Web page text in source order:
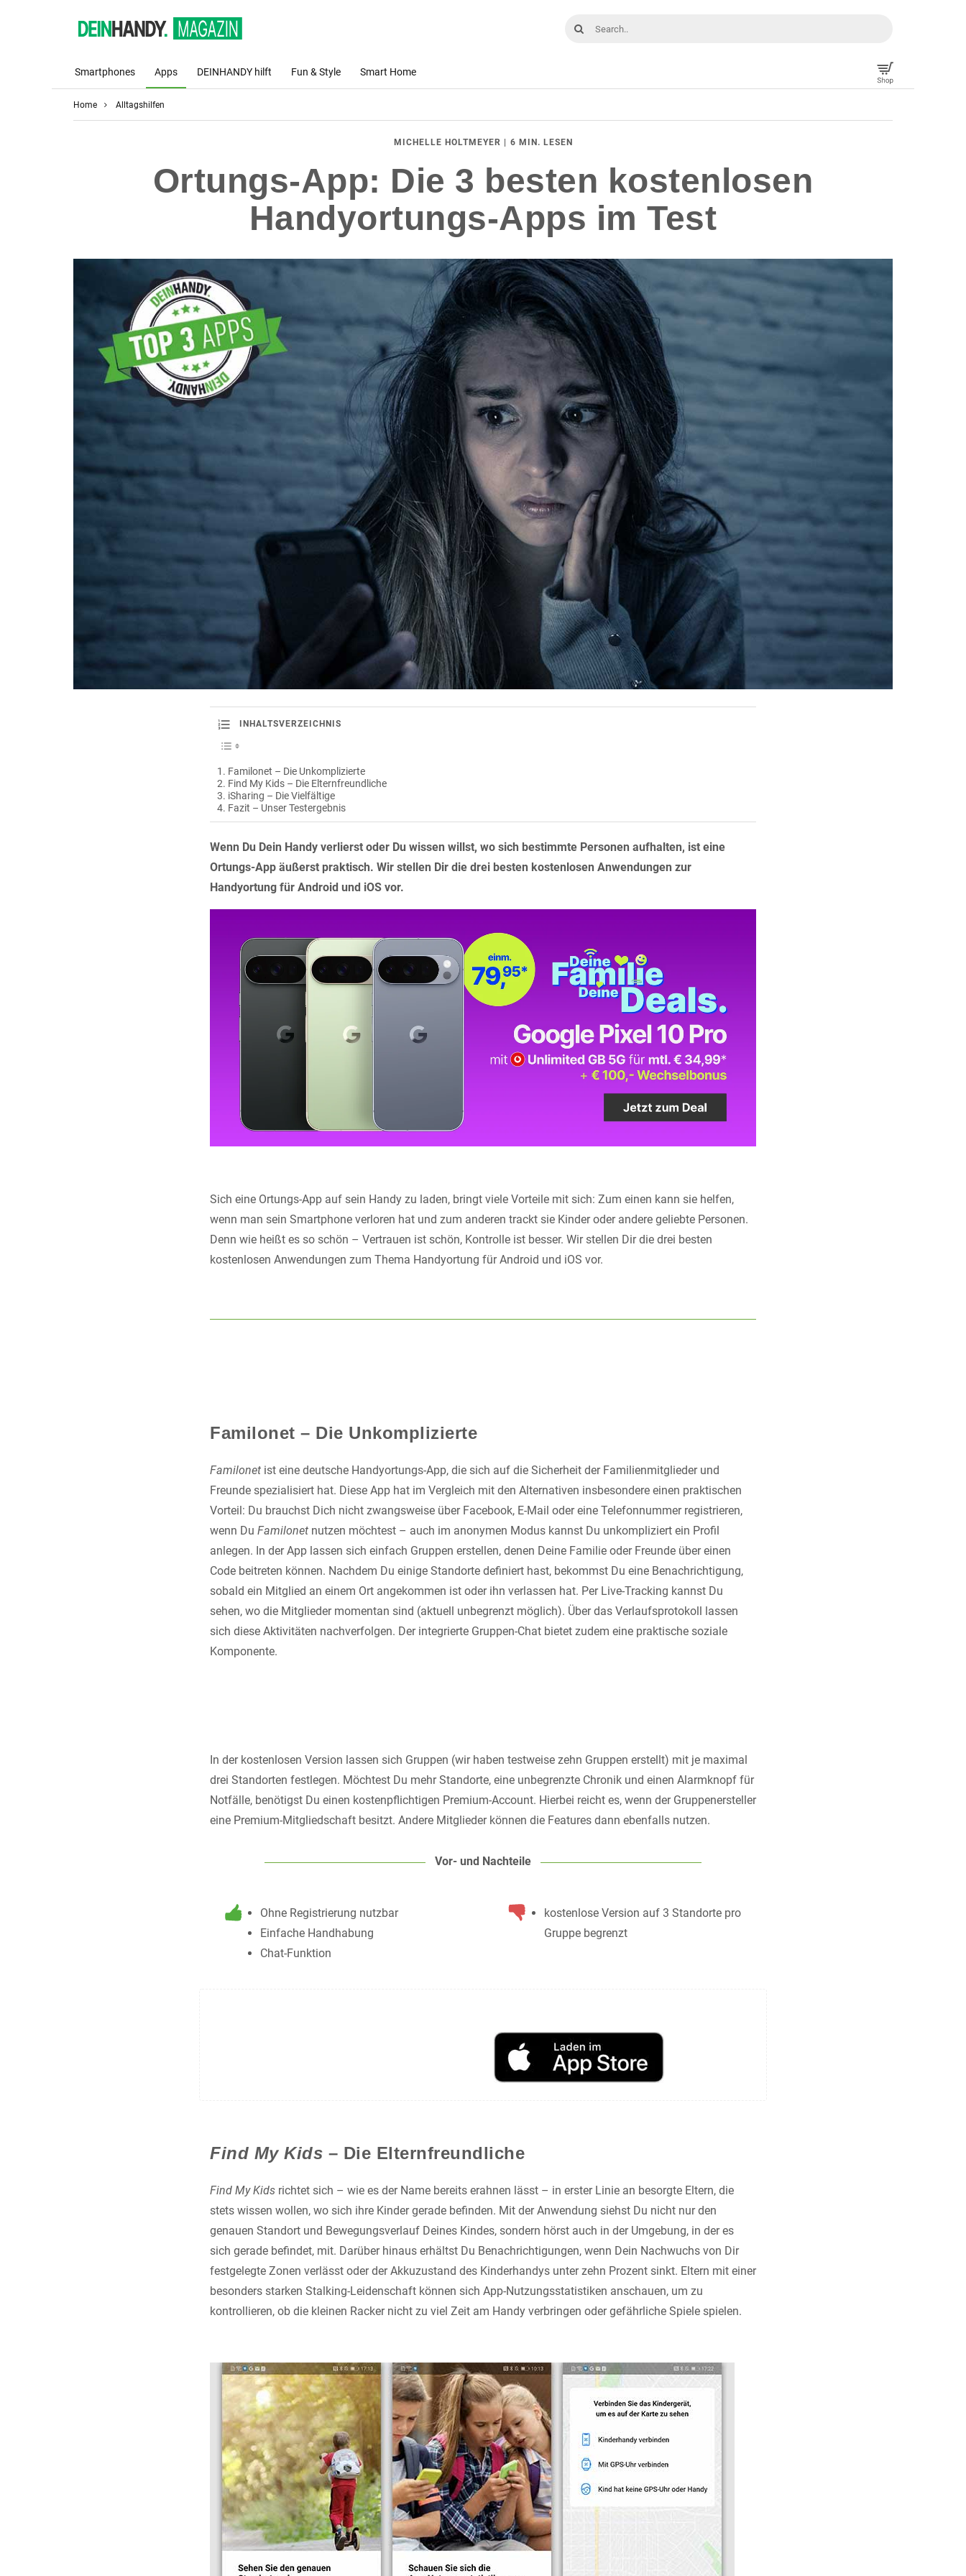
Smartphones Apps DEINHANDY hilft Fun & Style Smart Home
Home Alltagshilfen
MICHELLE HOLTMEYER 6 MIN. LESEN
Ortungs-App: Die 3 besten kostenlosen
Handyortungs-Apps im Test
INHALTSVERZEICHNIS
Familonet – Die Unkomplizierte
Find My Kids – Die Elternfreundliche
iSharing – Die Vielfältige
Fazit – Unser Testergebnis
Wenn Du Dein Handy verlierst oder Du wissen willst, wo sich bestimmte Personen aufhalten, ist eine
Ortungs-App äußerst praktisch. Wir stellen Dir die drei besten kostenlosen Anwendungen zur
Handyortung für Android und iOS vor.
Sich eine Ortungs-App auf sein Handy zu laden, bringt viele Vorteile mit sich: Zum einen kann sie helfen,
wenn man sein Smartphone verloren hat und zum anderen trackt sie Kinder oder andere geliebte Personen.
Denn wie heißt es so schön – Vertrauen ist schön, Kontrolle ist besser. Wir stellen Dir die drei besten
kostenlosen Anwendungen zum Thema Handyortung für Android und iOS vor.
Familonet – Die Unkomplizierte
Familonet ist eine deutsche Handyortungs-App, die sich auf die Sicherheit der Familienmitglieder und
Freunde spezialisiert hat. Diese App hat im Vergleich mit den Alternativen insbesondere einen praktischen
Vorteil: Du brauchst Dich nicht zwangsweise über Facebook, E-Mail oder eine Telefonnummer registrieren,
wenn Du Familonet nutzen möchtest – auch im anonymen Modus kannst Du unkompliziert ein Profil
anlegen. In der App lassen sich einfach Gruppen erstellen, denen Deine Familie oder Freunde über einen
Code beitreten können. Nachdem Du einige Standorte definiert hast, bekommst Du eine Benachrichtigung,
sobald ein Mitglied an einem Ort angekommen ist oder ihn verlassen hat. Per Live-Tracking kannst Du
sehen, wo die Mitglieder momentan sind (aktuell unbegrenzt möglich). Über das Verlaufsprotokoll lassen
sich diese Aktivitäten nachverfolgen. Der integrierte Gruppen-Chat bietet zudem eine praktische soziale
Komponente.
In der kostenlosen Version lassen sich Gruppen (wir haben testweise zehn Gruppen erstellt) mit je maximal
drei Standorten festlegen. Möchtest Du mehr Standorte, eine unbegrenzte Chronik und einen Alarmknopf für
Notfälle, benötigst Du einen kostenpflichtigen Premium-Account. Hierbei reicht es, wenn der Gruppenersteller
eine Premium-Mitgliedschaft besitzt. Andere Mitglieder können die Features dann ebenfalls nutzen.
Vor- und Nachteile
Ohne Registrierung nutzbar
Einfache Handhabung
Chat-Funktion
kostenlose Version auf 3 Standorte pro
Gruppe begrenzt
Find My Kids – Die Elternfreundliche
Find My Kids richtet sich – wie es der Name bereits erahnen lässt – in erster Linie an besorgte Eltern, die
stets wissen wollen, wo sich ihre Kinder gerade befinden. Mit der Anwendung siehst Du nicht nur den
genauen Standort und Bewegungsverlauf Deines Kindes, sondern hörst auch in der Umgebung, in der es
sich gerade befindet, mit. Darüber hinaus erhältst Du Benachrichtigungen, wenn Dein Nachwuchs von Dir
festgelegte Zonen verlässt oder der Akkuzustand des Kinderhandys unter zehn Prozent sinkt. Eltern mit einer
besonders starken Stalking-Leidenschaft können sich App-Nutzungsstatistiken anschauen, um zu
kontrollieren, ob die kleinen Racker nicht zu viel Zeit am Handy verbringen oder gefährliche Spiele spielen.